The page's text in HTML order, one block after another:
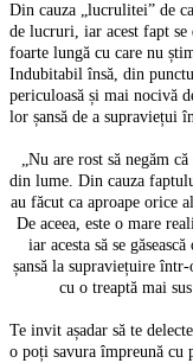
Din cauza „lucrulitei” de
de lucruri, iar acest fapt
foarte lungă cu care nu
Indubitabil însă, din
periculoasă și mai nocivă
lor șansă de a supraviețui
„Nu are rost să negăm
din lume. Din cauza
au făcut ca aproape orice
De aceea, este o mare
iar acesta să se
șansă la supraviețuire
cu o treaptă mai
Te invit așadar să te
o poți savura împreună cu